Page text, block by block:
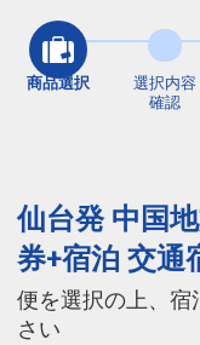
商品選択
選択内容
確認
仙台発 中国
券+宿泊 交通
便を選択の上、宿
さい